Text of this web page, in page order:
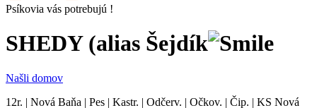
Psíkovia vás potrebujú !
SHEDY (alias Šejdík
Našli domov
12r. | Nová Baňa | Pes | Kastr. | Odčerv. | Očkov. | Čip. | KS Nová